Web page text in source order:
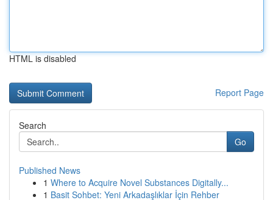
HTML is disabled
Report Page
Search
Go
Published News
1 Where to Acquire Novel Substances Digitally...
1 Basit Sohbet: Yeni Arkadaşlıklar İçin Rehber